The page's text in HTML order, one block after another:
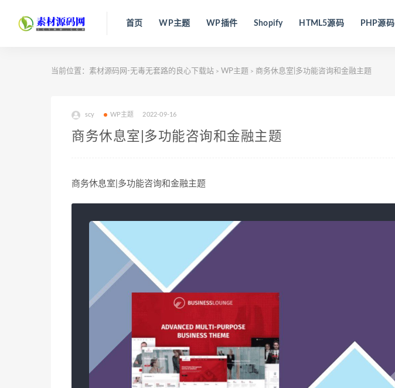
首页 WP主题 WP插件 Shopify HTML5源码 PHP源码
当前位置： 素材源码网-无毒无套路的良心下载站 > WP主题 > 商务休息室|多功能咨询和金融主题
scy WP主题 2022-09-16
商务休息室|多功能咨询和金融主题
商务休息室|多功能咨询和金融主题